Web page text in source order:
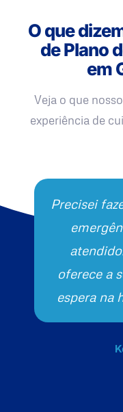
O que
de Plano
em
Veja o que
experiência de
Precisei
oferece a
espera na